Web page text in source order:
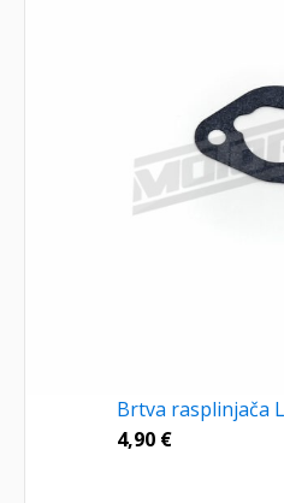
Brtva rasplinjača
4,90 €